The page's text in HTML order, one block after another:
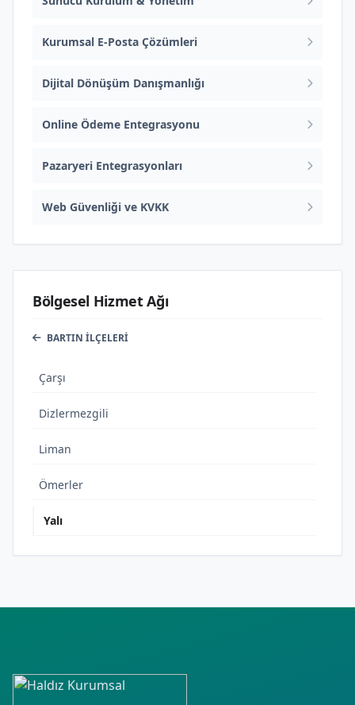
Kurumsal E-Posta Çözümleri
Dijital Dönüşüm Danışmanlığı
Online Ödeme Entegrasyonu
Pazaryeri Entegrasyonları
Web Güvenliği ve KVKK
Bölgesel Hizmet Ağı
BARTIN İLÇELERI
Çarşı
Dizlermezgili
Liman
Ömerler
Yalı